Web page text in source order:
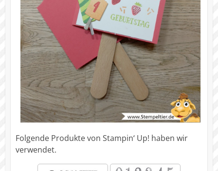
Folgende Produkte von Stampin‘ Up! haben wir
verwendet.